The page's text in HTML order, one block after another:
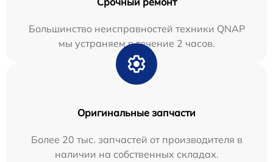
Большинство неисправностей техники QNAP
мы устраняем в течение 2 часов.
Оригинальные запчасти
Более 20 тыс. запчастей от производителя в
наличии на собственных складах.